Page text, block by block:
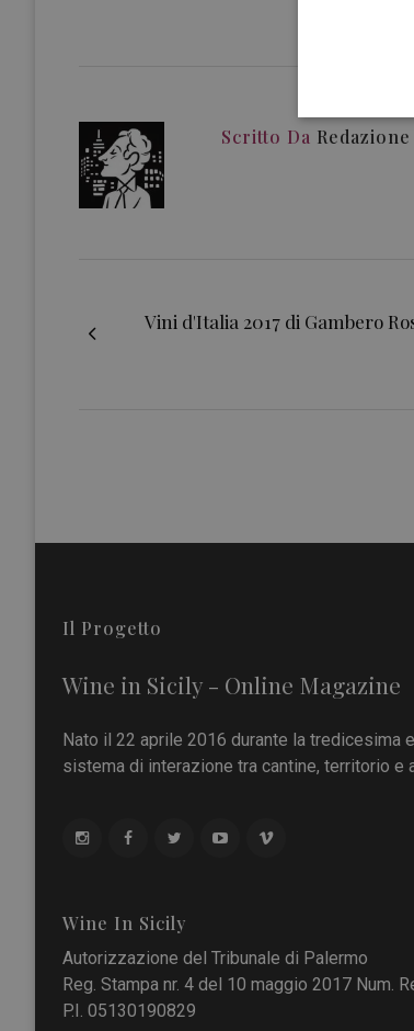
Scritto Da Redazione
Vini d'Italia 2017 di Gambero
Il Progetto
Wine in Sicily - Online Magazine
Nato il 22 aprile 2016 durante la tredicesima
sistema di interazione tra cantine, territorio e
Wine In Sicily
Autorizzazione del Tribunale di Palermo
Reg. Stampa nr. 4 del 10 maggio 2017 Num.
P.I. 05130190829